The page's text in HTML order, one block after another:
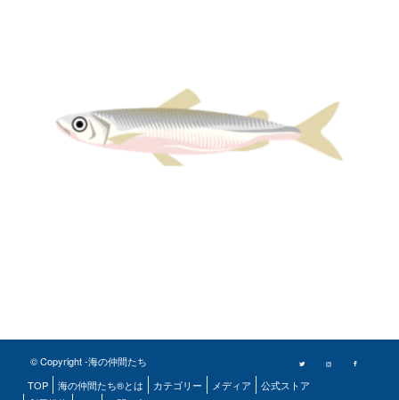
© Copyright -海の仲間たち
TOP
海の仲間たち®とは カテゴリー メディア
公式ストア